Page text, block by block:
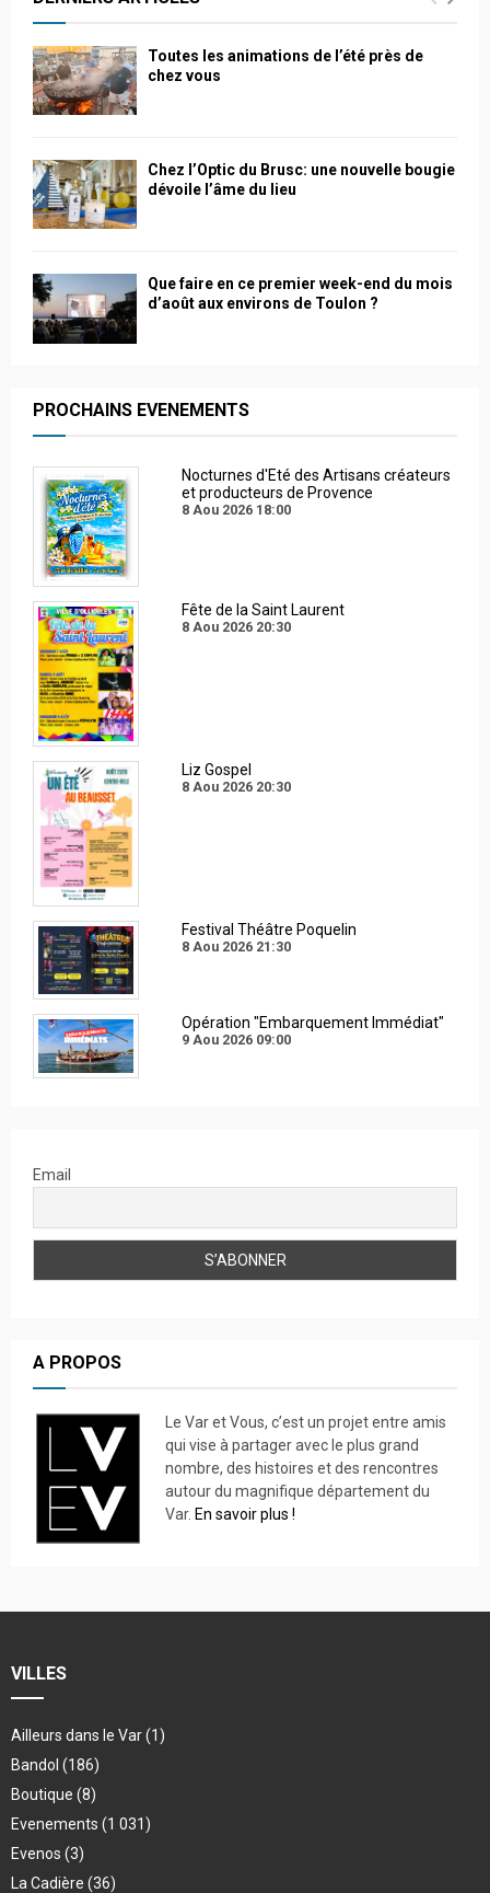
Toutes les animations de l’été près de
chez vous
Chez l’Optic du Brusc: une nouvelle bougie
dévoile l’âme du lieu
Que faire en ce premier week-end du mois
d’août aux environs de Toulon ?
PROCHAINS EVENEMENTS
Nocturnes d'Eté des Artisans créateurs
et producteurs de Provence
8 Aou 2026 18:00
Fête de la Saint Laurent
8 Aou 2026 20:30
Liz Gospel
8 Aou 2026 20:30
Festival Théâtre Poquelin
8 Aou 2026 21:30
Opération "Embarquement Immédiat"
9 Aou 2026 09:00
Email
A PROPOS
Le Var et Vous, c’est un projet entre amis
qui vise à partager avec le plus grand
nombre, des histoires et des rencontres
autour du magnifique département du
Var. En savoir plus !
VILLES
Ailleurs dans le Var(1)
Bandol (186)
Boutique (8)
Evenements (1 031)
Evenos (3)
La Cadière (36)